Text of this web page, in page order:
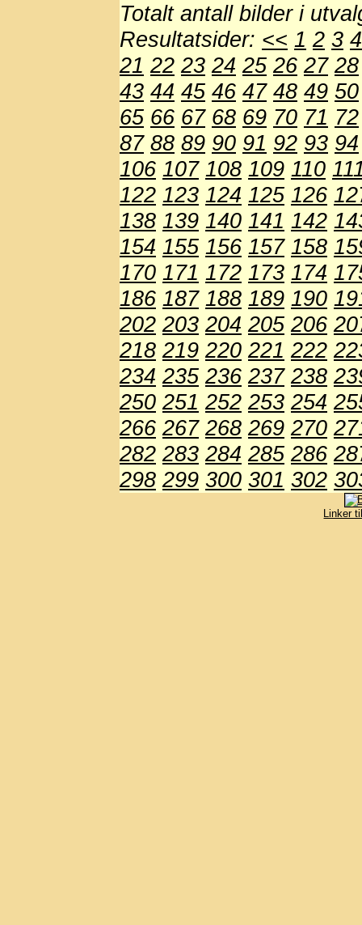
Totalt antall bilder i
Resultatsider: << 1 2 3 4
21 22 23 24 25 26 27 28
43 44 45 46 47 48 49 50
65 66 67 68 69 70 71 72
87 88 89 90 91 92 93 94
106 107 108 109 110
122 123 124 125 126
138 139 140 141 142
154 155 156 157 158
170 171 172 173 174
186 187 188 189 190
202 203 204 205 206
218 219 220 221 222
234 235 236 237 238
250 251 252 253 254
266 267 268 269 270
282 283 284 285 286
298 299 300 301 302
Linker